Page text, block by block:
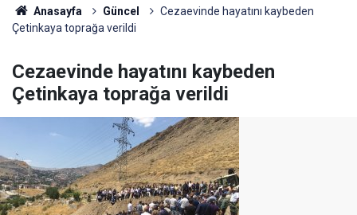
Anasayfa Güncel
Cezaevinde hayatını kaybeden
Çetinkaya toprağa verildi
Cezaevinde hayatını kaybeden
Çetinkaya toprağa verildi